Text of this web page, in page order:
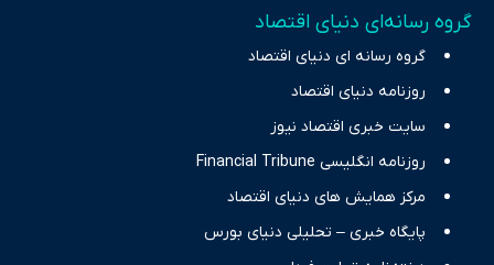
چالش‌های فقر و بیکاری را جست‌وجو کرده و در کنار تحلیل آمارها،
نیازهای خبری مخاطبان در حوزه‌های اثرگذار بر اقتصاد را با رویکردی
حرفه‌ای و روزآمد پوشش می‌دهیم.
گروه رسانه‌ای دنیای اقتصاد
گروه رسانه ای دنیای اقتصاد
روزنامه دنیای اقتصاد
سایت خبری اقتصاد نیوز
روزنامه انگلیسی Financial Tribune
مرکز همایش های دنیای اقتصاد
پایگاه خبری – تحلیلی دنیای بورس